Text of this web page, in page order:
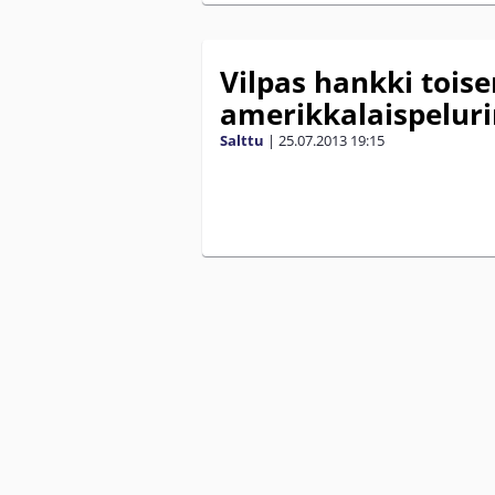
Vilpas hankki
Salttu | 25.07.2013 19:15